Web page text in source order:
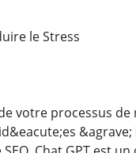
le Stress
votre processus